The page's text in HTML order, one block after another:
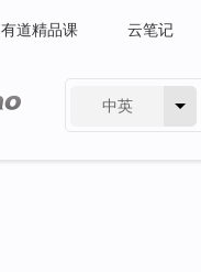
有道精品课 云笔记
中英